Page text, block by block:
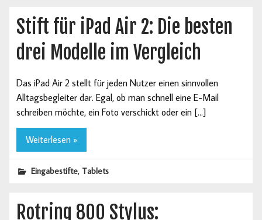
Stift für iPad Air 2: Die besten
drei Modelle im Vergleich
Das iPad Air 2 stellt für jeden Nutzer einen sinnvollen
Alltagsbegleiter dar. Egal, ob man schnell eine E-Mail
schreiben möchte, ein Foto verschickt oder ein […]
Weiterlesen »
Eingabestifte, Tablets
Rotring 800 Stylus: